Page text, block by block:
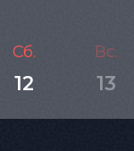
Сб.
12
Вс.
13